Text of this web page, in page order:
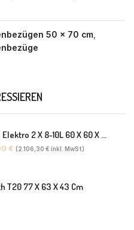
50 x 70 cm,
Fritteuse FL62 North Elektro 2 X 8-10L 60 X 60 X 30(38) Cm
€ (2.106,30 € inkl. MwSt)
T20 77 X 63 X 43 Cm